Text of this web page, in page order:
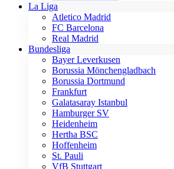
La Liga
Atletico Madrid
FC Barcelona
Real Madrid
Bundesliga
Bayer Leverkusen
Borussia Mönchengladbach
Borussia Dortmund
Frankfurt
Galatasaray Istanbul
Hamburger SV
Heidenheim
Hertha BSC
Hoffenheim
St. Pauli
VfB Stuttgart